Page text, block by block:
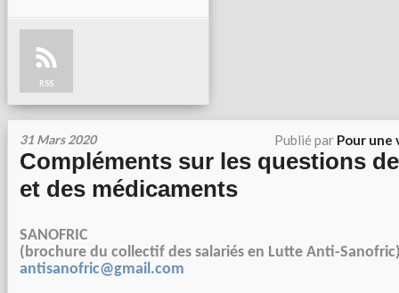
RSS
31 Mars 2020 Publié par Pour une
Compléments sur les questions
et des médicaments
SANOFRIC
(brochure du collectif des salariés en Lutte Anti-
antisanofric@gmail.com